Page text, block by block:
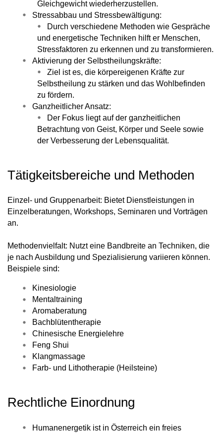
Gleichgewicht wiederherzustellen.
Stressabbau und Stressbewältigung:
Durch verschiedene Methoden wie Gespräche
und energetische Techniken hilft er Menschen,
Stressfaktoren zu erkennen und zu transformieren.
Aktivierung der Selbstheilungskräfte:
Ziel ist es, die körpereigenen Kräfte zur
Selbstheilung zu stärken und das Wohlbefinden
zu fördern.
Ganzheitlicher Ansatz:
Der Fokus liegt auf der ganzheitlichen
Betrachtung von Geist, Körper und Seele sowie
der Verbesserung der Lebensqualität.
Tätigkeitsbereiche und Methoden
Einzel- und Gruppenarbeit: Bietet Dienstleistungen in
Einzelberatungen, Workshops, Seminaren und Vorträgen
an.
Methodenvielfalt: Nutzt eine Bandbreite an Techniken, die
je nach Ausbildung und Spezialisierung variieren können.
Beispiele sind:
Kinesiologie
Mentaltraining
Aromaberatung
Bachblütentherapie
Chinesische Energielehre
Feng Shui
Klangmassage
Farb- und Lithotherapie (Heilsteine)
Rechtliche Einordnung
Humanenergetik ist in Österreich ein freies